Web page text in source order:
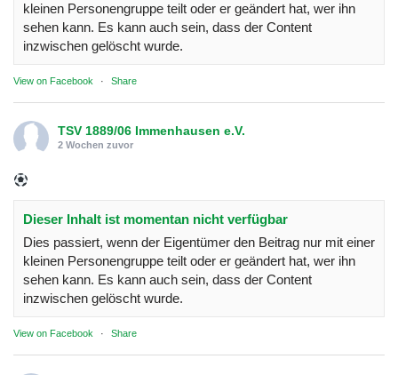
kleinen Personengruppe teilt oder er geändert hat, wer ihn
sehen kann. Es kann auch sein, dass der Content
inzwischen gelöscht wurde.
View on Facebook · Share
TSV 1889/06 Immenhausen e.V.
2 Wochen zuvor
Dieser Inhalt ist momentan nicht verfügbar
Dies passiert, wenn der Eigentümer den Beitrag nur mit einer
kleinen Personengruppe teilt oder er geändert hat, wer ihn
sehen kann. Es kann auch sein, dass der Content
inzwischen gelöscht wurde.
View on Facebook · Share